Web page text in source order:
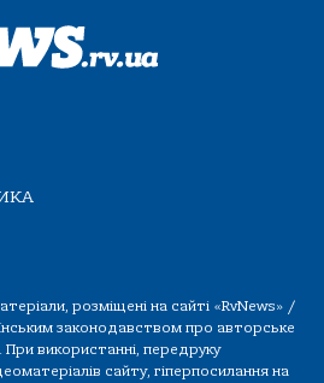
розміщені на сайті «RvNews» /
законодавством про авторське
При використанні, передруку
сайту, гіперпосилання на